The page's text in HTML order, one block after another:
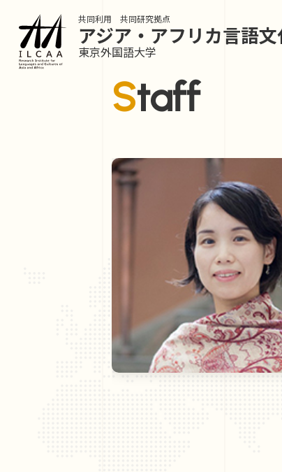
共同利用 共同研究拠点
アジア・アフリカ言語文
東京外国語大学
Staff